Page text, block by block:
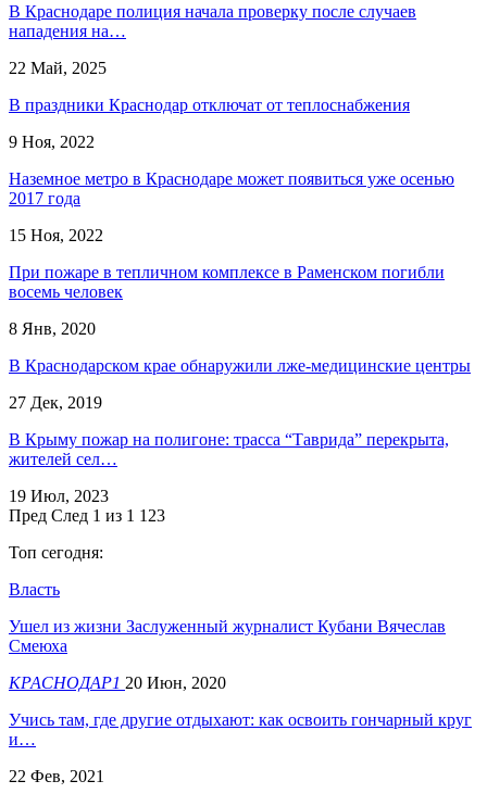
В Краснодаре полиция начала проверку после случаев
нападения на…
22 Май, 2025
В праздники Краснодар отключат от теплоснабжения
9 Ноя, 2022
Наземное метро в Краснодаре может появиться уже осенью
2017 года
15 Ноя, 2022
При пожаре в тепличном комплексе в Раменском погибли
восемь человек
8 Янв, 2020
В Краснодарском крае обнаружили лже-медицинские центры
27 Дек, 2019
​В Крыму пожар на полигоне: трасса “Таврида” перекрыта,
жителей сел…
19 Июл, 2023
Пред След 1 из 1 123
Топ сегодня:
Власть
Ушел из жизни Заслуженный журналист Кубани Вячеслав
Смеюха
КРАСНОДАР1 20 Июн, 2020
Учись там, где другие отдыхают: как освоить гончарный круг
и…
22 Фев, 2021